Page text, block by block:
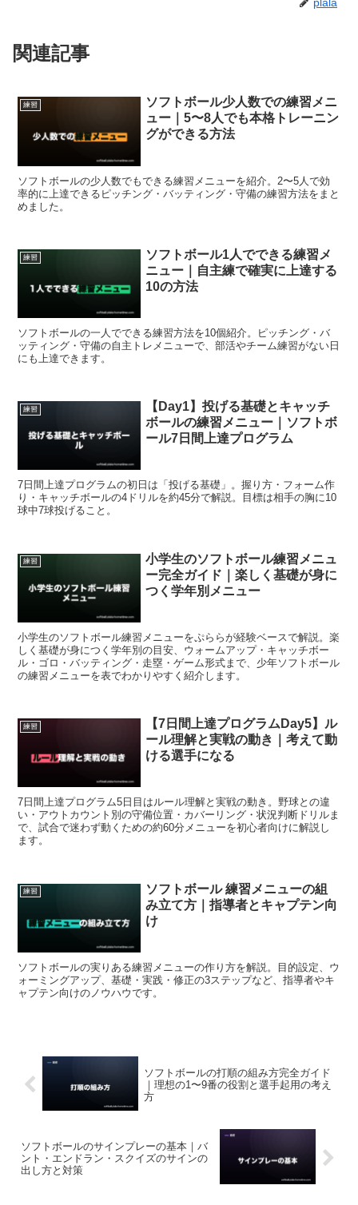
plala
関連記事
練習
ソフトボール少人数での練習メニ
ュー｜5〜8人でも本格トレーニン
グができる方法
ソフトボールの少人数でもできる練習メニューを紹介。2〜5人で効
率的に上達できるピッチング・バッティング・守備の練習方法をまと
めました。
練習
ソフトボール1人でできる練習メ
ニュー｜自主練で確実に上達する
10の方法
ソフトボールの一人でできる練習方法を10個紹介。ピッチング・バ
ッティング・守備の自主トレメニューで、部活やチーム練習がない日
にも上達できます。
練習
【Day1】投げる基礎とキャッチ
ボールの練習メニュー｜ソフトボ
ール7日間上達プログラム
7日間上達プログラムの初日は「投げる基礎」。握り方・フォーム作
り・キャッチボールの4ドリルを約45分で解説。目標は相手の胸に10
球中7球投げること。
練習
小学生のソフトボール練習メニュ
ー完全ガイド｜楽しく基礎が身に
つく学年別メニュー
小学生のソフトボール練習メニューをぷららが経験ベースで解説。楽
しく基礎が身につく学年別の目安、ウォームアップ・キャッチボー
ル・ゴロ・バッティング・走塁・ゲーム形式まで、少年ソフトボール
の練習メニューを表でわかりやすく紹介します。
練習
【7日間上達プログラムDay5】ル
ール理解と実戦の動き｜考えて動
ける選手になる
7日間上達プログラム5日目はルール理解と実戦の動き。野球との違
い・アウトカウント別の守備位置・カバーリング・状況判断ドリルま
で、試合で迷わず動くための約60分メニューを初心者向けに解説し
ます。
練習
ソフトボール 練習メニューの組
み立て方｜指導者とキャプテン向
け
ソフトボールの実りある練習メニューの作り方を解説。目的設定、ウ
ォーミングアップ、基礎・実践・修正の3ステップなど、指導者やキ
ャプテン向けのノウハウです。
ソフトボールの打順の組み方完全ガイド
｜理想の1〜9番の役割と選手起用の考え
方
ソフトボールのサインプレーの基本｜バ
ント・エンドラン・スクイズのサインの
出し方と対策